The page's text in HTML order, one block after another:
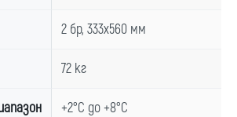
2 бр, 333x560 мм
72 кг
+2°C до +8°C